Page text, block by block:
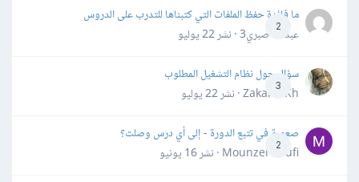
2
ما فائدة حفظ الملفات التي كتبناها للتدرب على الدروس
عبدالله صبري3 · نشر
22 يوليو
3
سؤال حول نظام التشغيل المطلوب
Zakaria Kh · نشر
22 يوليو
2
صعوبة في تتبع الدورة - إلى أي درس وصلت؟
Mounzer Soufi · نشر
16 يونيو